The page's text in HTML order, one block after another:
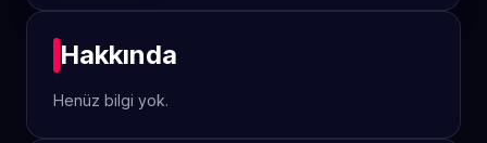
Hakkında
Henüz bilgi yok.